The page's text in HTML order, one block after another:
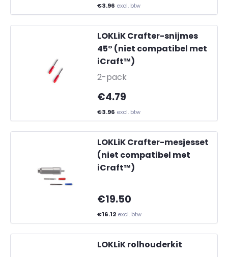
€3.96 excl. btw
LOKLiK Crafter-snijmes
45° (niet compatibel met
iCraft™)
2-pack
€4.79
€3.96 excl. btw
LOKLiK Crafter-mesjesset
(niet compatibel met
iCraft™)
€19.50
€16.12 excl. btw
LOKLiK rolhouderkit